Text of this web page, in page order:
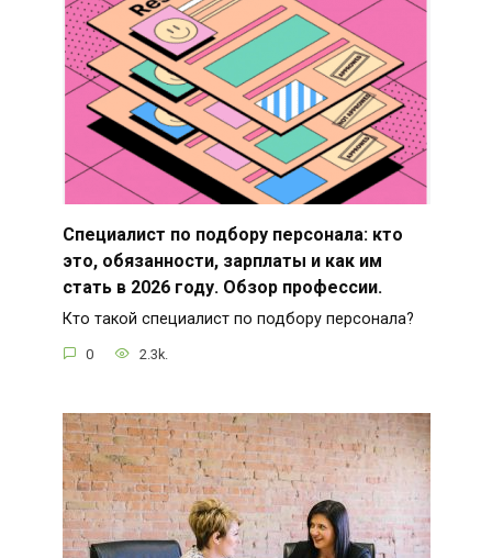
Специалист по подбору персонала: кто
это, обязанности, зарплаты и как им
стать в 2026 году. Обзор профессии.
Кто такой специалист по подбору персонала?
0 2.3k.